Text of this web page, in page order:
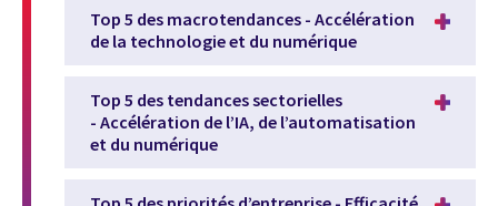
Top 5 des macrotendances - Accélération
de la technologie et du numérique
Top 5 des tendances sectorielles
- Accélération de l’IA, de l’automatisation
et du numérique